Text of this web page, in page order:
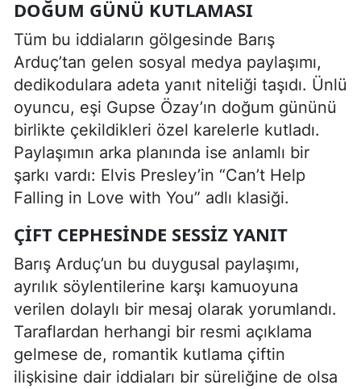
DOĞUM GÜNÜ KUTLAMASI
Tüm bu iddiaların gölgesinde Barış
Arduç’tan gelen sosyal medya paylaşımı,
dedikodulara adeta yanıt niteliği taşıdı. Ünlü
oyuncu, eşi Gupse Özay’ın doğum gününü
birlikte çekildikleri özel karelerle kutladı.
Paylaşımın arka planında ise anlamlı bir
şarkı vardı: Elvis Presley’in “Can’t Help
Falling in Love with You” adlı klasiği.
ÇIFT CEPHESINDE SESSIZ YANIT
Barış Arduç’un bu duygusal paylaşımı,
ayrılık söylentilerine karşı kamuoyuna
verilen dolaylı bir mesaj olarak yorumlandı.
Taraflardan herhangi bir resmi açıklama
gelmese de, romantik kutlama çiftin
ilişkisine dair iddiaları bir süreliğine de olsa